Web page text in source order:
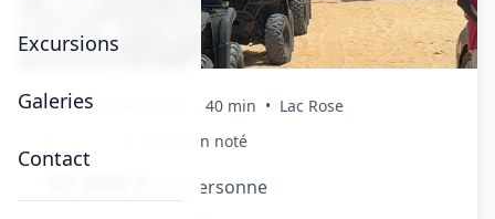
Excursions
Galeries
Contact
Forfait Petit Tour – 40 min • Lac Rose
Très bien noté
par personne